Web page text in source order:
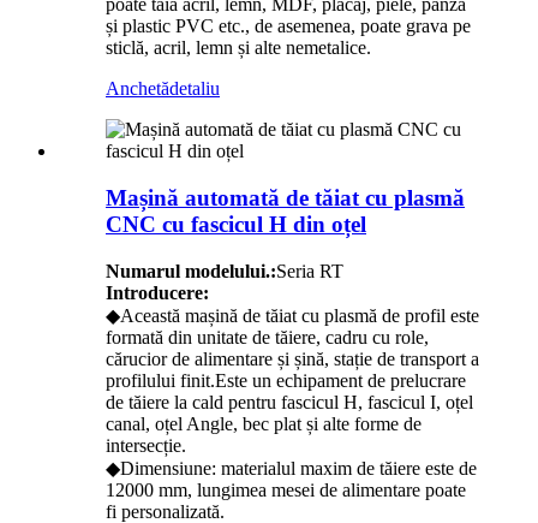
poate tăia acril, lemn, MDF, placaj, piele, pânză
și plastic PVC etc., de asemenea, poate grava pe
sticlă, acril, lemn și alte nemetalice.
Anchetădetaliu
Mașină automată de tăiat cu plasmă
CNC cu fascicul H din oțel
Numarul modelului.:Seria RT
Introducere:
◆Această mașină de tăiat cu plasmă de profil este
formată din unitate de tăiere, cadru cu role,
cărucior de alimentare și șină, stație de transport a
profilului finit.Este un echipament de prelucrare
de tăiere la cald pentru fascicul H, fascicul I, oțel
canal, oțel Angle, bec plat și alte forme de
intersecție.
◆Dimensiune: materialul maxim de tăiere este de
12000 mm, lungimea mesei de alimentare poate
fi personalizată.